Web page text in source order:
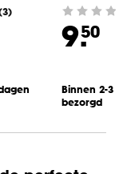
3)
9.50
Binnen 2-3
bezorgd